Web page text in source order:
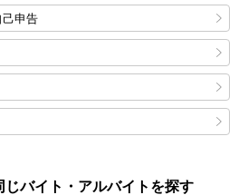
申告
じバイト・アルバイトを探す